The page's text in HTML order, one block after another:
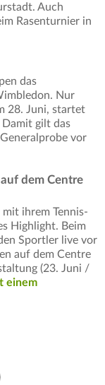
Auch
Rasenturnier in
das
Nur
28. Juni, startet
Damit gilt das
vor
dem Centre
ihrem Tennis-
Highlight. Beim
Sportler live vor
auf dem Centre
(23. Juni /
einem